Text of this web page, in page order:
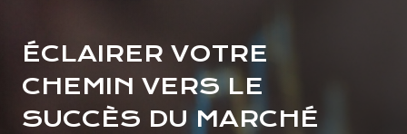
ÉCLAIRER VOTRE
CHEMIN VERS LE
SUCCÈS DU MARCHÉ